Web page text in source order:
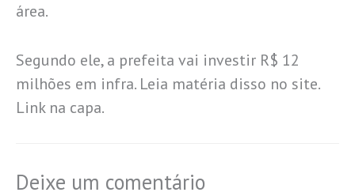
área.
Segundo ele, a prefeita vai investir R$ 12
milhões em infra. Leia matéria disso no site.
Link na capa.
Deixe um comentário